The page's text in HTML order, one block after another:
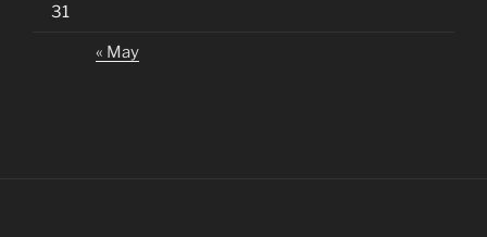
31
« May